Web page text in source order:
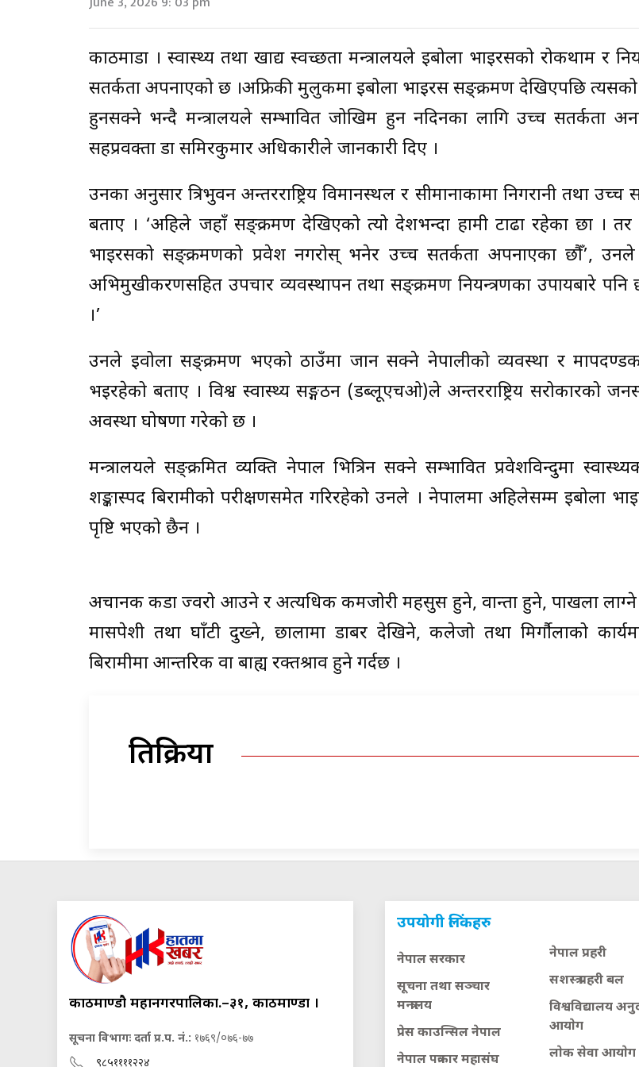
काठमाडौं । स्वास्थ्य तथा खाद्य स्वच्छता मन्त्रालयले इबोला भाइरसको रोकथाम र
सतर्कता अपनाएको छ ।अफ्रिकी मुलुकमा इबोला भाइरस सङ्क्रमण देखिएपछि
हुनसक्ने भन्दै मन्त्रालयले सम्भावित जोखिम हुन नदिनका लागि उच्च सतर्कता
सहप्रवक्ता डा समिरकुमार अधिकारीले जानकारी दिए ।
उनका अनुसार त्रिभुवन अन्तरराष्ट्रिय विमानस्थल र सीमानाकामा निगरानी तथा
बताए । ‘अहिले जहाँ सङ्क्रमण देखिएको त्यो देशभन्दा हामी टाढा रहेका छौं । तर
भाइरसको सङ्क्रमणको प्रवेश नगरोस् भनेर उच्च सतर्कता अपनाएका छौँ’, उनले
अभिमुखीकरणसहित उपचार व्यवस्थापन तथा सङ्क्रमण नियन्त्रणका उपायबारे
।’
उनले इवोला सङ्क्रमण भएको ठाउँमा जान सक्ने नेपालीको व्यवस्था र
भइरहेको बताए । विश्व स्वास्थ्य सङ्गठन (डब्लूएचओ)ले अन्तरराष्ट्रिय सरोकारको
अवस्था घोषणा गरेको छ ।
मन्त्रालयले सङ्क्रमित व्यक्ति नेपाल भित्रिन सक्ने सम्भावित प्रवेशविन्दुमा
शङ्कास्पद बिरामीको परीक्षणसमेत गरिरहेको उनले । नेपालमा अहिलेसम्म इबोला
पृष्टि भएको छैन ।
अचानक कडा ज्वरो आउने र अत्यधिक कमजोरी महसुस हुने, वान्ता हुने, पाखला
मासपेशी तथा घाँटी दुख्ने, छालामा डाबर देखिने, कलेजो तथा मिर्गौलाको
बिरामीमा आन्तरिक वा बाह्य रक्तश्राव हुने गर्दछ ।
प्रतिक्रिया
काठमाण्डौ महानगरपालिका.–३१, काठमाण्डौं ।
सूचना विभागः दर्ता प्र.प. नं.: १७६९/०७६-७७
९८५११११२२४
उपयोगी लिंकहरु
नेपाल सरकार
सूचना तथा सञ्चार
मन्त्रालय
प्रेस काउन्सिल नेपाल
नेपाल पत्रकार महासंघ
नेपाल प्रहरी
सशस्त्र प्रहरी बल
विश्वविद्यालय
आयाेग
लाेक सेवा आयाेग